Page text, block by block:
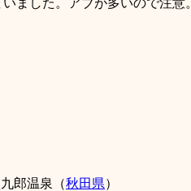
郎温泉（秋田県）